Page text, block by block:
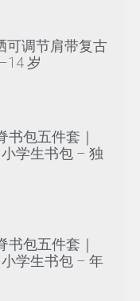
可调节肩带复古
岁
书包五件套｜
学生书包 – 独
书包五件套｜
学生书包 – 年